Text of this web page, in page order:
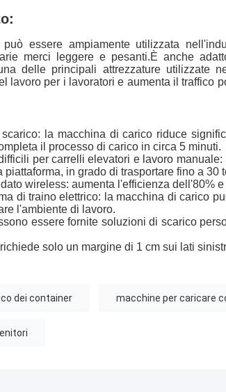
essere ampiamente utilizzata
merci leggere e pesanti.È anche
delle principali attrezzature utilizzate
lavoro per i lavoratori e aumenta il traffico
la macchina di carico riduce
il processo di carico in circa 5 minuti.
per carrelli elevatori e lavoro
in grado di trasportare fino a 30
wireless: aumenta l'efficienza dell'80%
di traino elettrico: la macchina di carico
l'ambiente di lavoro.
essere fornite soluzioni di scarico
solo un margine di 1 cm sui lati
dei container macchine per caricare